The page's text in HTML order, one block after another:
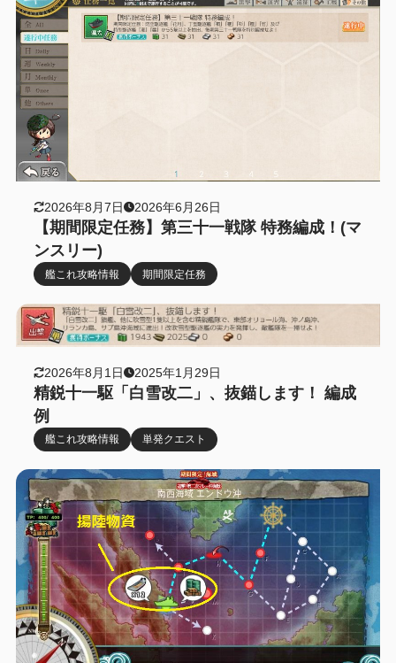
2026年8月7日 2026年6月26日
【期間限定任務】第三十一戦隊 特務編成！(マ
ンスリー)
艦これ攻略情報 期間限定任務
2026年8月1日 2025年1月29日
精鋭十一駆「白雪改二」、抜錨します！ 編成
例
艦これ攻略情報 単発クエスト